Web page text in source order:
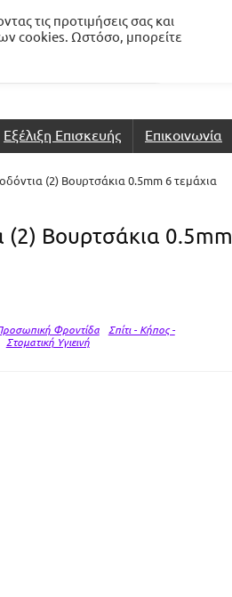
Εξέλιξη Επισκευής Επικοινωνία
(2) Βουρτσάκια 0.5mm 6 τεμάχια
(2) Βουρτσάκια 0.5mm
Φροντίδα
Σπίτι - Κήπος -
Στοματική Υγιεινή
τις προτιμήσεις σας και
cookies. Ωστόσο, μπορείτε